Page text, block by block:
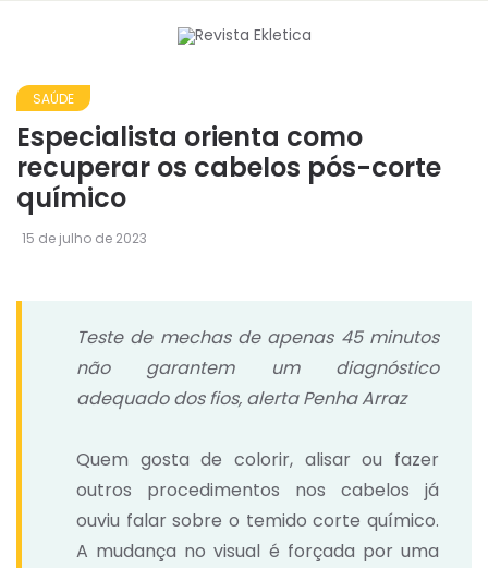
SAÚDE
Especialista orienta como
recuperar os cabelos pós-corte
químico
15 de julho de 2023
Teste de mechas de apenas 45 minutos
não garantem um diagnóstico
adequado dos fios, alerta Penha Arraz
Quem gosta de colorir, alisar ou fazer
outros procedimentos nos cabelos já
ouviu falar sobre o temido corte químico.
A mudança no visual é forçada por uma